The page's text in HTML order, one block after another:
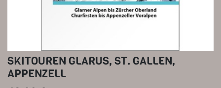
SKITOUREN GLARUS, ST. GALLEN,
APPENZELL